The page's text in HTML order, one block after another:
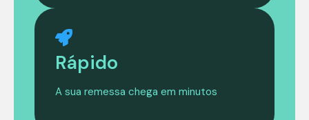
Rápido
A sua remessa chega em minutos